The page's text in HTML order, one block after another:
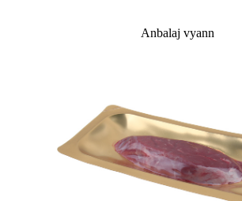
Anbalaj vyann